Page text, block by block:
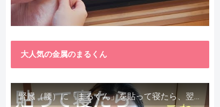
大人気の金属のまるくん
腎臓（腰）に「まるくん」を貼って寝たら、翌朝めちゃ楽でびっくりしました。腎臓叩いても痛くない！【お客様の声を試してみた】